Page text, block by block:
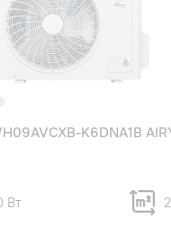
K6DNA1B
Вт